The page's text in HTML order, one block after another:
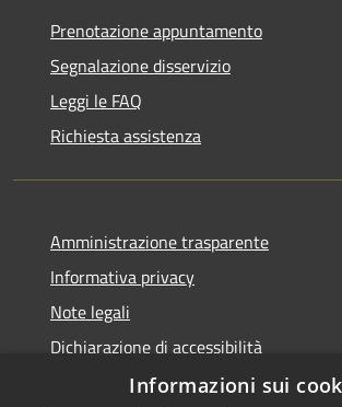
Prenotazione appuntamento
Segnalazione disservizio
Leggi le FAQ
Richiesta assistenza
Amministrazione trasparente
Informativa privacy
Note legali
Dichiarazione di accessibilità
Informazioni sui